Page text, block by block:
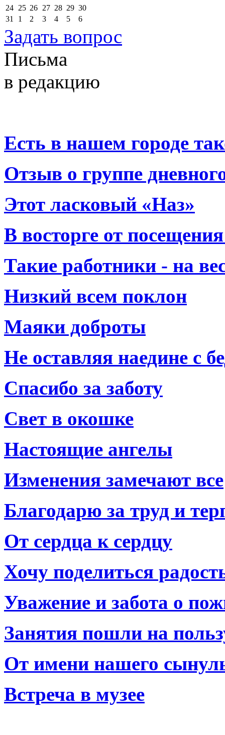
24 25 26 27 28 29 30
31
1 2 3 4 5 6
Задать вопрос
Письма
в редакцию
Есть в нашем городе
Отзыв о группе
Этот ласковый «Наз»
В восторге от
Такие работники - на
Низкий всем поклон
Маяки доброты
Не оставляя наедине с
Спасибо за заботу
Свет в окошке
Настоящие ангелы
Изменения замечают все
Благодарю за труд и
От сердца к сердцу
Хочу поделиться
Уважение и забота о
Занятия пошли на
От имени нашего
Встреча в музее